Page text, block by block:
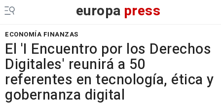
europa press
ECONOMÍA FINANZAS
El 'I Encuentro por los Derechos
Digitales' reunirá a 50
referentes en tecnología, ética y
gobernanza digital